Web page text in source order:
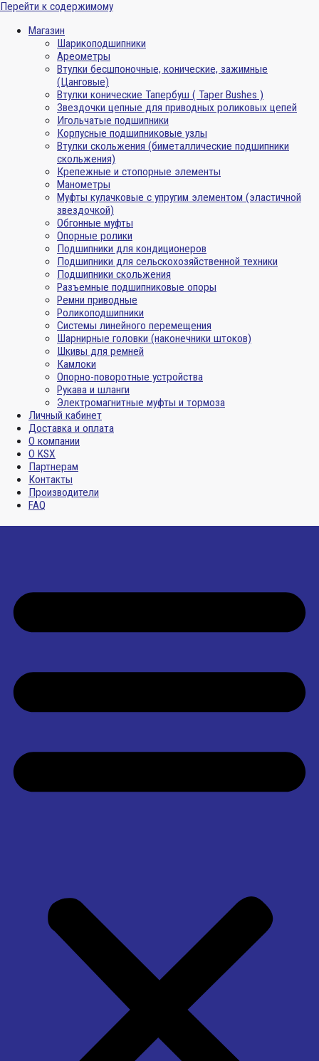
Перейти к содержимому
Магазин
Шарикоподшипники
Ареометры
Втулки бесшпоночные, конические, зажимные
(Цанговые)
Втулки конические Тапербуш ( Taper Bushes )
Звездочки цепные для приводных роликовых цепей
Игольчатые подшипники
Корпусные подшипниковые узлы
Втулки скольжения (биметаллические подшипники
скольжения)
Крепежные и стопорные элементы
Манометры
Муфты кулачковые с упругим элементом (эластичной
звездочкой)
Обгонные муфты
Опорные ролики
Подшипники для кондиционеров
Подшипники для сельскохозяйственной техники
Подшипники скольжения
Разъемные подшипниковые опоры
Ремни приводные
Роликоподшипники
Системы линейного перемещения
Шарнирные головки (наконечники штоков)
Шкивы для ремней
Камлоки
Опорно-поворотные устройства
Рукава и шланги
Электромагнитные муфты и тормоза
Личный кабинет
Доставка и оплата
О компании
О KSX
Партнерам
Контакты
Производители
FAQ